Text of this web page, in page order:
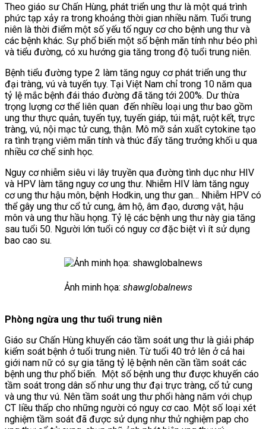
Theo giáo sư Chấn Hùng, phát triển ung thư là một quá trình
phức tạp xảy ra trong khoảng thời gian nhiều năm. Tuổi trung
niên là thời điểm một số yếu tố nguy cơ cho bệnh ung thư và
các bệnh khác. Sự phổ biến một số bệnh mãn tính như béo phì
và tiểu đường, có xu hướng gia tăng trong độ tuổi trung niên.
Bệnh tiểu đường type 2 làm tăng nguy cơ phát triển ung thư
đại tràng, vú và tuyến tụy. Tại Việt Nam chỉ trong 10 năm qua
tỷ lệ mắc bệnh đái tháo đường đã tăng tới 200%. Dư thừa
trọng lượng cơ thể liên quan đến nhiều loại ung thư bao gồm
ung thư thực quản, tuyến tụy, tuyến giáp, túi mật, ruột kết, trực
tràng, vú, nội mạc tử cung, thận. Mô mỡ sản xuất cytokine tạo
ra tình trạng viêm mãn tính và thúc đẩy tăng trưởng khối u qua
nhiều cơ chế sinh học.
Nguy cơ nhiễm siêu vi lây truyền qua đường tình dục như HIV
và HPV làm tăng nguy cơ ung thư. Nhiễm HIV làm tăng nguy
cơ ung thư hậu môn, bệnh Hodkin, ung thư gan… Nhiễm HPV có
thể gây ung thư cổ tử cung, âm hộ, âm đạo, dương vật, hậu
môn và ung thư hầu họng. Tỷ lệ các bệnh ung thư này gia tăng
sau tuổi 50. Người lớn tuổi có nguy cơ đặc biệt vì ít sử dụng
bao cao su.
Ảnh minh họa: shawglobalnews
Phòng ngừa ung thư tuổi trung niên
Giáo sư Chấn Hùng khuyến cáo tầm soát ung thư là giải pháp
kiểm soát bệnh ở tuổi trung niên. Từ tuổi 40 trở lên ở cả hai
giới nam nữ có sự gia tăng tỷ lệ bệnh nên cần tầm soát các
bệnh ung thư phổ biến. Một số bệnh ung thư được khuyến cáo
tầm soát trong dân số như ung thư đại trực tràng, cổ tử cung
và ung thư vú. Nên tầm soát ung thư phổi hàng năm với chụp
CT liều thấp cho những người có nguy cơ cao. Một số loại xét
nghiệm tầm soát đã được sử dụng như thử nghiệm pap cho